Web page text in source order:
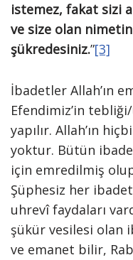
istemez, fakat sizi
ve size olan
şükredesiniz.”[3]
İbadetler Allah’ın
Efendimiz’in
yapılır. Allah’ın
yoktur. Bütün
için emredilmiş
Şüphesiz her
uhrevî faydaları
şükür vesilesi olan
ve emanet bilir,